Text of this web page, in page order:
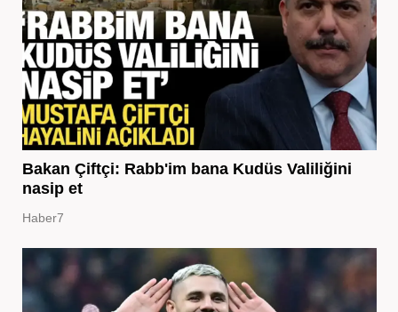
Bakan Çiftçi: Rabb'im bana Kudüs Valiliğini
nasip et
Haber7